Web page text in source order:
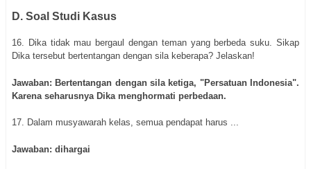
D. Soal Studi Kasus
16. Dika tidak mau bergaul dengan teman yang berbeda suku. Sikap
Dika tersebut bertentangan dengan sila keberapa? Jelaskan!
Jawaban: Bertentangan dengan sila ketiga, "Persatuan Indonesia".
Karena seharusnya Dika menghormati perbedaan.
17. Dalam musyawarah kelas, semua pendapat harus ...
Jawaban: dihargai